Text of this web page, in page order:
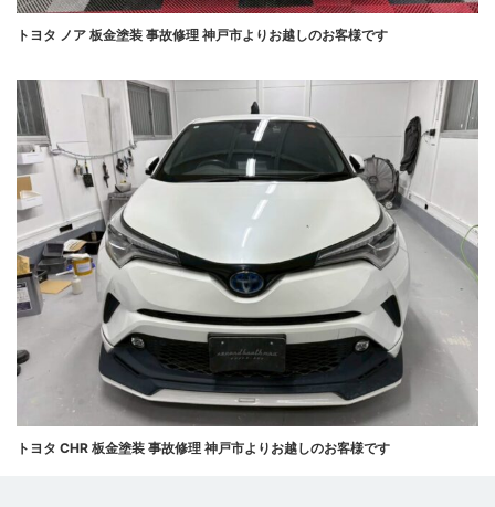
トヨタ ノア 板金塗装 事故修理 神戸市よりお越しのお客様です
トヨタ CHR 板金塗装 事故修理 神戸市よりお越しのお客様です